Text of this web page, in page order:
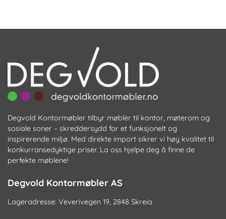
Degvold Kontormøbler tilbyr møbler til kontor, møterom og
sosiale soner – skreddersydd for et funksjonelt og
inspirerende miljø. Med direkte import sikrer vi høy kvalitet til
konkurransedyktige priser. La oss hjelpe deg å finne de
perfekte møblene!
Degvold Kontormøbler AS
Lageradresse: Veverivegen 19, 2848 Skreia